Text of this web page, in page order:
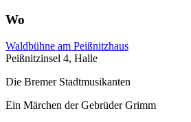
Wo
Waldbühne am Peißnitzhaus
Peißnitzinsel 4, Halle
Die Bremer Stadtmusikanten
Ein Märchen der Gebrüder Grimm